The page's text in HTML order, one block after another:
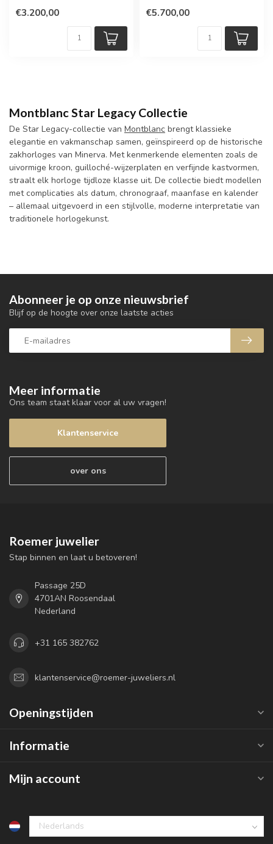
Jac...
€3.200,00 €5.700,00
Montblanc Star Legacy Collectie
De Star Legacy-collectie van Montblanc brengt klassieke
elegantie en vakmanschap samen, geïnspireerd op de historische
zakhorloges van Minerva. Met kenmerkende elementen zoals de
uivormige kroon, guilloché-wijzerplaten en verfijnde kastvormen,
straalt elk horloge tijdloze klasse uit. De collectie biedt modellen
met complicaties als datum, chronograaf, maanfase en kalender
– allemaal uitgevoerd in een stijlvolle, moderne interpretatie van
traditionele horlogekunst.
Meer informatie
Ons team staat klaar voor al uw vragen!
Klantenservice
over ons
Abonneer je op onze nieuwsbrief
Blijf op de hoogte over onze laatste acties
Roemer juwelier
Stap binnen en laat u betoveren!
Passage 25D
4701AN Roosendaal
Nederland
+31 165 382762
klantenservice@roemer-juweliers.nl
Openingstijden
Informatie
Mijn account